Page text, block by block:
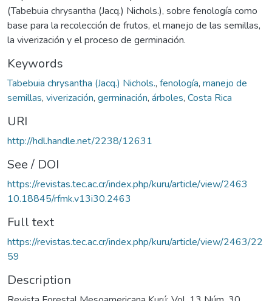
(Tabebuia chrysantha (Jacq.) Nichols.), sobre fenología como
base para la recolección de frutos, el manejo de las semillas,
la viverización y el proceso de germinación.
Keywords
Tabebuia chrysantha (Jacq.) Nichols., fenología, manejo de
semillas, viverización, germinación, árboles, Costa Rica
URI
http://hdl.handle.net/2238/12631
See / DOI
https://revistas.tec.ac.cr/index.php/kuru/article/view/2463
10.18845/rfmk.v13i30.2463
Full text
https://revistas.tec.ac.cr/index.php/kuru/article/view/2463/22
59
Description